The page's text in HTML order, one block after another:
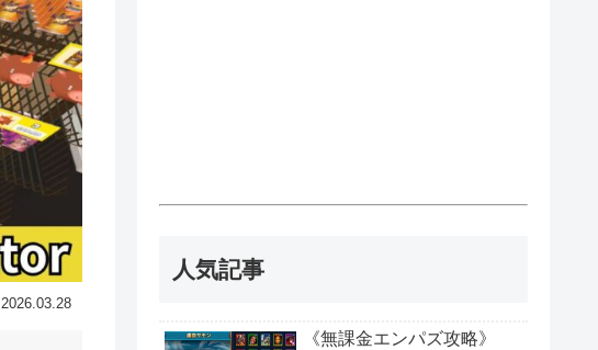
2026.03.28
人気記事
《無課金エンパズ攻略》